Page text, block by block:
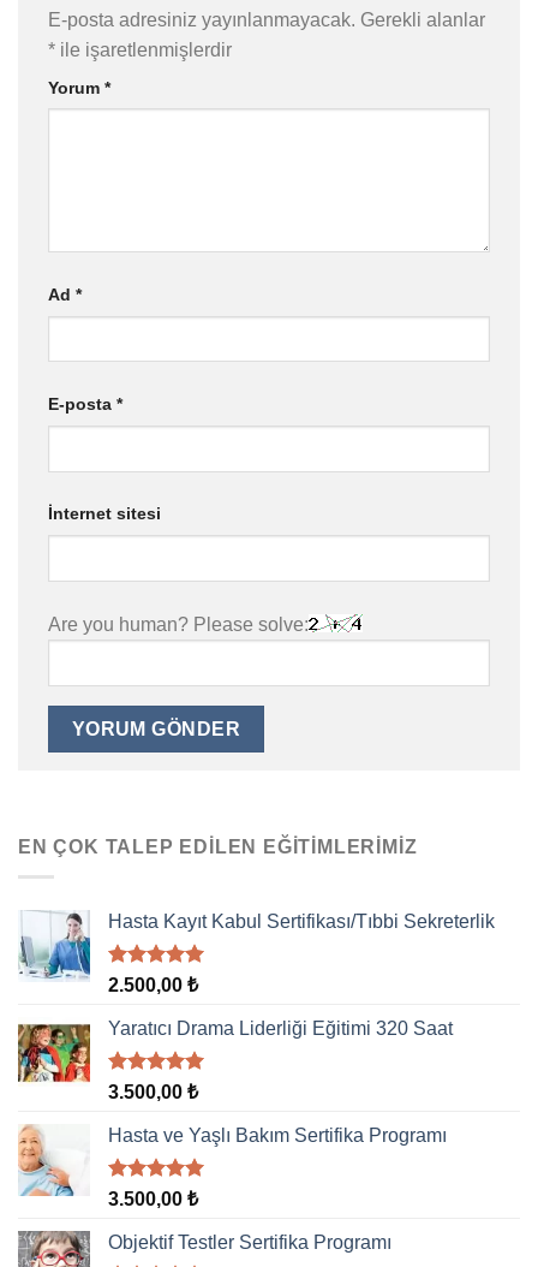
E-posta adresiniz yayınlanmayacak. Gerekli alanlar
* ile işaretlenmişlerdir
Yorum *
Ad *
E-posta *
İnternet sitesi
Are you human? Please solve:
EN ÇOK TALEP EDILEN EĞITIMLERIMIZ
Hasta Kayıt Kabul Sertifikası/Tıbbi Sekreterlik
5 üzerinden
aldı
2.500,00 ₺
Yaratıcı Drama Liderliği Eğitimi 320 Saat
5 üzerinden
aldı
3.500,00 ₺
Hasta ve Yaşlı Bakım Sertifika Programı
5 üzerinden
aldı
3.500,00 ₺
Objektif Testler Sertifika Programı